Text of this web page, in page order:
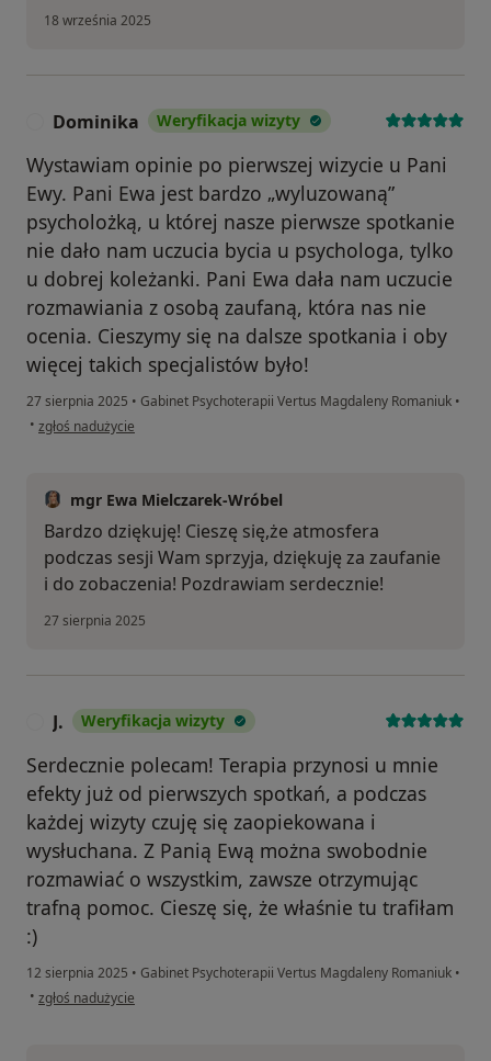
18 września 2025
Dominika Weryfikacja wizyty
Wystawiam opinie po pierwszej wizycie u Pani
Ewy. Pani Ewa jest bardzo „wyluzowaną”
psycholożką, u której nasze pierwsze spotkanie
nie dało nam uczucia bycia u psychologa, tylko
u dobrej koleżanki. Pani Ewa dała nam uczucie
rozmawiania z osobą zaufaną, która nas nie
ocenia. Cieszymy się na dalsze spotkania i oby
więcej takich specjalistów było!
27 sierpnia 2025 • Gabinet Psychoterapii Vertus Magdaleny Romaniuk •
• w opinii użytkownika Dominika
zgłoś nadużycie
mgr Ewa Mielczarek-Wróbel
Bardzo dziękuję! Cieszę się,że atmosfera
podczas sesji Wam sprzyja, dziękuję za zaufanie
i do zobaczenia! Pozdrawiam serdecznie!
27 sierpnia 2025
J. Weryfikacja wizyty
Serdecznie polecam! Terapia przynosi u mnie
efekty już od pierwszych spotkań, a podczas
każdej wizyty czuję się zaopiekowana i
wysłuchana. Z Panią Ewą można swobodnie
rozmawiać o wszystkim, zawsze otrzymując
trafną pomoc. Cieszę się, że właśnie tu trafiłam
:)
12 sierpnia 2025 • Gabinet Psychoterapii Vertus Magdaleny Romaniuk •
• w opinii użytkownika J.
zgłoś nadużycie